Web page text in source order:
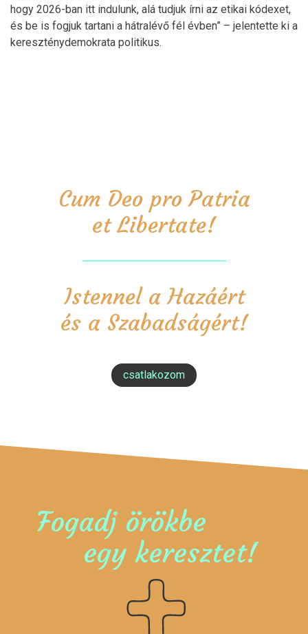
hogy 2026-ban itt indulunk, alá tudjuk írni az etikai kódexet,
és be is fogjuk tartani a hátralévő fél évben” – jelentette ki a
kereszténydemokrata politikus.
Cum Deo pro Patria
et Libertate!
Istennel a Hazáért
és a Szabadságért!
csatlakozom
Fogadj örökbe
egy keresztet!